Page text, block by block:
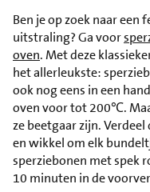
Ben je op zoek naar
uitstraling? Ga voor
oven. Met deze
het allerleukste:
ook nog eens in een
oven voor tot 200℃.
ze beetgaar zijn.
en wikkel om elk
sperziebonen met spek
10 minuten in de